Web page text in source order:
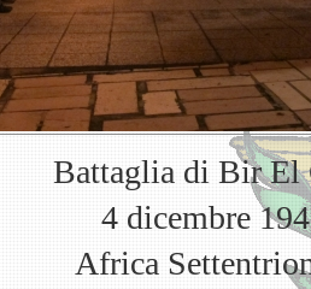
Battaglia di Bir El
4 dicembre
Africa